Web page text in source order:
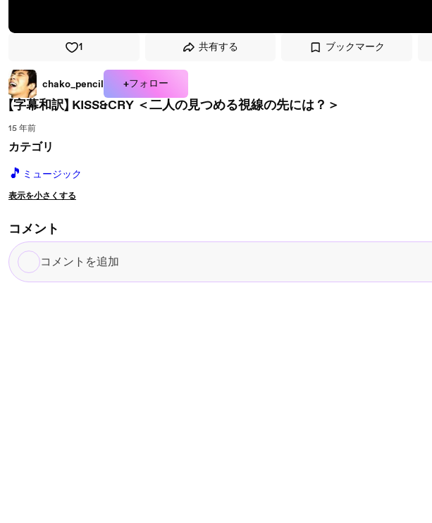
1 共有する ブックマーク
chako_pencil +フォロー
【字幕和訳】 KISS&CRY ＜二人の見つめる視線の先には？＞
15 年前
カテゴリ
🎵 ミュージック
表示を小さくする
コメント
コ
メ